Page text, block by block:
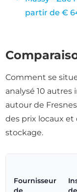
partir de €
Comment se
analysé 10
autour de
des prix locaux et
stockage.
Fournisseur